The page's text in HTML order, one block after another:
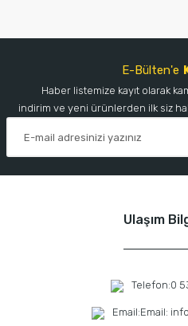
E-Bülten'e
Haber listemize kayıt olarak
indirim ve yeni ürünlerden ilk siz
Ulaşım
Telefon:0
Email:Email: